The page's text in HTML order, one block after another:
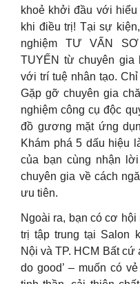
khoẻ khởi đầu với
khi điều trị! Tại sự
nghiệm TƯ VẤN
TUYẾN từ chuyên gia
với trí tuệ nhân tạo.
Gặp gỡ chuyên gia
nghiệm công cụ độc
đồ gương mặt ứng
Khám phá 5 dấu hiệu
của bạn cùng nhận
chuyên gia về cách
ưu tiên.
Ngoài ra, bạn có cơ
trị tập trung tại Salon
Nội và TP. HCM Bất cứ
do good’ – muốn có